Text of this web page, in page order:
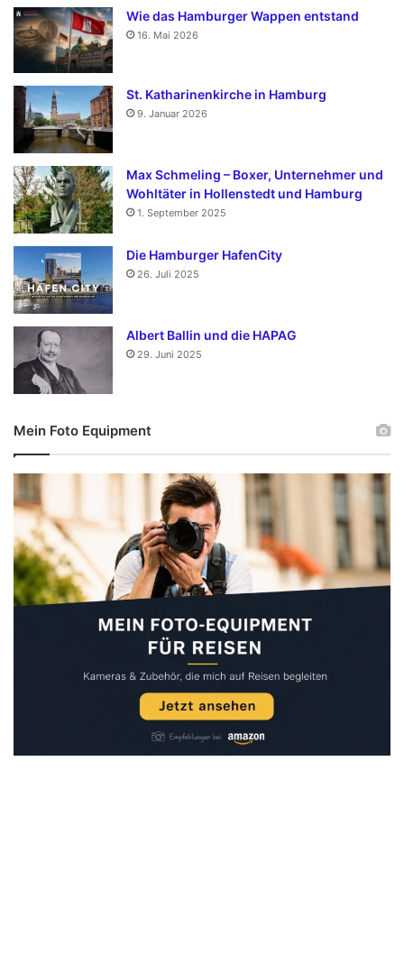
Wie das Hamburger Wappen entstand
16. Mai 2026
St. Katharinenkirche in Hamburg
9. Januar 2026
Max Schmeling – Boxer, Unternehmer und
Wohltäter in Hollenstedt und Hamburg
1. September 2025
Die Hamburger HafenCity
26. Juli 2025
Albert Ballin und die HAPAG
29. Juni 2025
Mein Foto Equipment